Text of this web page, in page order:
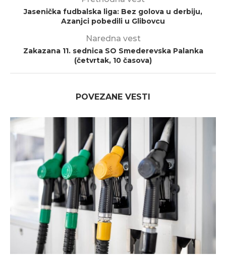
Jasenička fudbalska liga: Bez golova u derbiju,
Azanjci pobedili u Glibovcu
Naredna vest
Zakazana 11. sednica SO Smederevska Palanka
(četvrtak, 10 časova)
POVEZANE VESTI